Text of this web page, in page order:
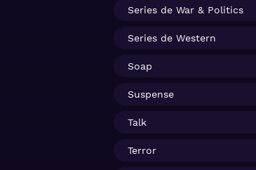
Series de War & Politics
Series de Western
Soap
Suspense
Talk
Terror